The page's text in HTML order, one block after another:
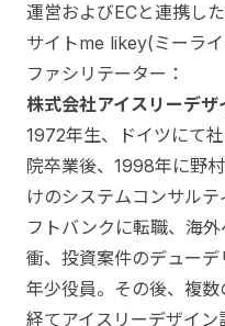
運営およびECと連携し
サイトme likey(ミーラ
ファシリテーター：
株式会社アイスリーデザ
1972年生、ドイツにて
院卒業後、1998年に野
けのシステムコンサル
フトバンクに転職、海
衝、投資案件のデュー
年少役員。その後、複
経てアイスリーデザイン